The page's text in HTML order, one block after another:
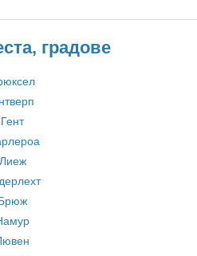
градове
Гент
Лиеж